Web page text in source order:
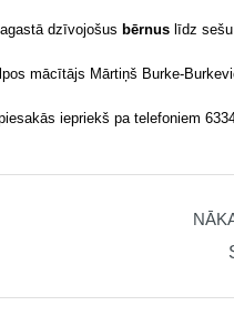
dzīvojošus bērnus līdz sešu
mācītājs Mārtiņš Burke-
iepriekš pa telefoniem